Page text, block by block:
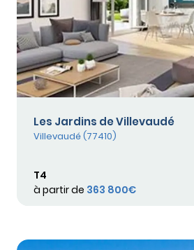
Les Jardins de Villevaudé
Villevaudé (77410)
T4
à partir de 363 800€